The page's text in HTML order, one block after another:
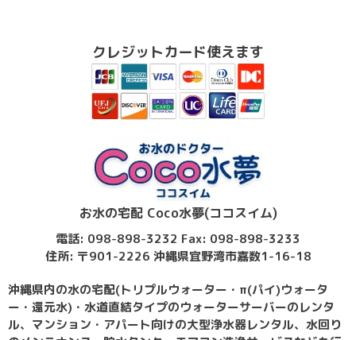
クレジットカード使えます
お水の宅配 Coco水夢(ココスイム)
電話: 098-898-3232 Fax: 098-898-3233
住所: 〒901-2226 沖縄県宜野湾市嘉数1-16-18
沖縄県内の水の宅配(トリプルウォーター・π(パイ)ウォータ
ー・還元水)・水道直結タイプのウォーターサーバーのレンタ
ル、マンション・アパート向けの大型浄水器レンタル、水回り